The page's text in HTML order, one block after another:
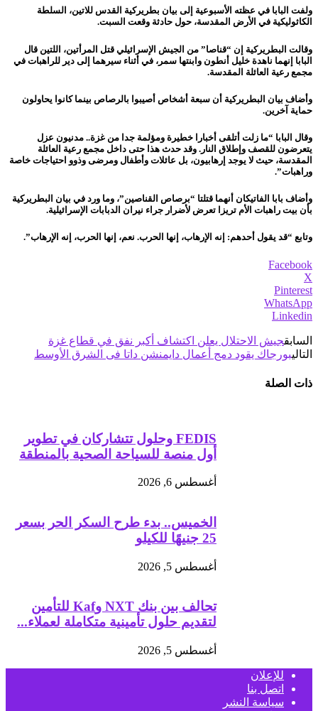
ولفت البابا في عظته الأسبوعية إلى بيان بطريركية القدس للاتين، السلطة
الكاثوليكية في الأرض المقدسة، حول حادثة وقعت السبت.
وقالت البطريركية إن “قناصا” من الجيش الإسرائيلي قتل المرأتين، اللتين قال
البابا إنهما ناهدة خليل أنطون وابنتها سمر، في أثناء سيرهما إلى دير للراهبات في
مجمع رعية العائلة المقدسة.
وأضاف بيان البطريركية أن سبعة أشخاص أصيبوا بالرصاص بينما كانوا يحاولون
حماية آخرين.
وقال البابا “ما زلت أتلقى أخبارا خطيرة ومؤلمة جدا من غزة.. مدنيون عزل
يتعرضون للقصف وإطلاق النار. وقد حدث هذا حتى داخل مجمع رعية العائلة
المقدسة، حيث لا يوجد إرهابيون، بل عائلات وأطفال ومرضى وذوو احتياجات خاصة
وراهبات”.
وأضاف بابا الفاتيكان أنهما قتلتا “برصاص القناصين”، وما ورد في بيان البطريركية
بأن بيت راهبات الأم تريزا تعرض لأضرار جراء نيران الدبابات الإسرائيلية.
وتابع “قد يقول أحدهم: إنه الإرهاب، إنها الحرب. نعم، إنها الحرب، إنه الإرهاب”.
Facebook
X
Pinterest
WhatsApp
Linkedin
السابقجيش الاحتلال يعلن اكتشاف أكبر نفق في قطاع غزة
التاليبورجاك يقود دمج أعمال دايمنشن داتا فى الشرق الأوسط
ذات الصلة
FEDIS وحلول تتشاركان في تطوير
أول منصة للسياحة الصحية بالمنطقة
أغسطس 6, 2026
الخميس.. بدء طرح السكر الحر بسعر
25 جنيهًا للكيلو
أغسطس 5, 2026
تحالف بين بنك NXT وKaf للتأمين
لتقديم حلول تأمينية متكاملة لعملاء...
أغسطس 5, 2026
للإعلان
اتصل بنا
سياسة النشر